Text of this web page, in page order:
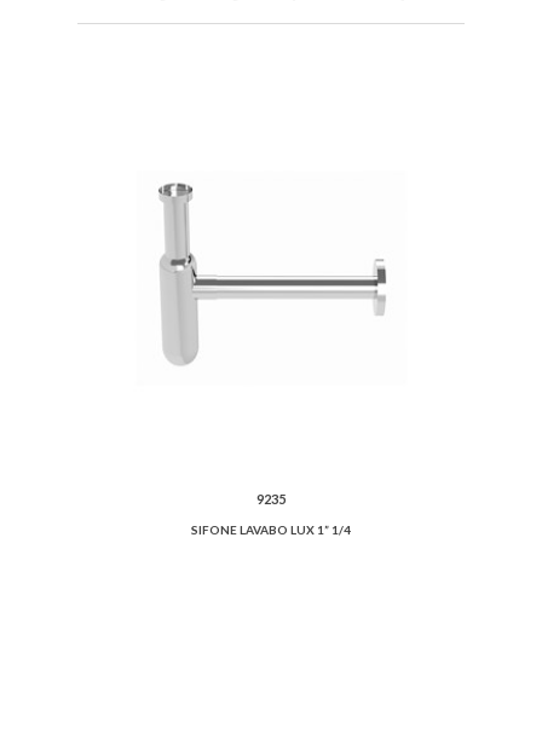
9235
SIFONE LAVABO LUX 1” 1/4